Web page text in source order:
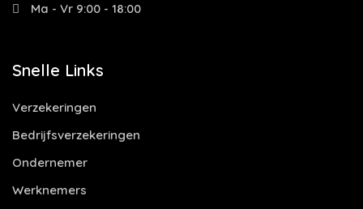
Ma - Vr 9:00 - 18:00
Snelle Links
Verzekeringen
Bedrijfsverzekeringen
Ondernemer
Werknemers